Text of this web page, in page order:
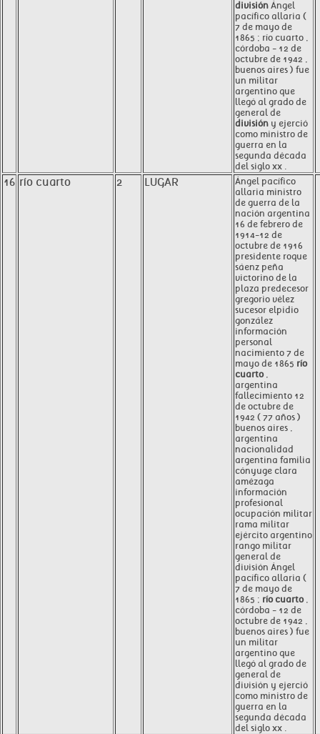
división Ángel
pacífico allaria (
7 de mayo de
1865 ; río cuarto ,
córdoba - 12 de
octubre de 1942 ,
buenos aires ) fue
un militar
argentino que
llegó al grado de
general de
división y ejerció
como ministro de
guerra en la
segunda década
del siglo xx .
16 río cuarto 2 LUGAR
Ángel pacífico
allaria ministro
de guerra de la
nación argentina
16 de febrero de
1914-12 de
octubre de 1916
presidente roque
sáenz peña
victorino de la
plaza predecesor
gregorio vélez
sucesor elpidio
gonzález
información
personal
nacimiento 7 de
mayo de 1865 río
cuarto,
argentina
fallecimiento 12
de octubre de
1942 ( 77 años )
buenos aires ,
argentina
nacionalidad
argentina familia
cónyuge clara
amézaga
información
profesional
ocupación militar
rama militar
ejército argentino
rango militar
general de
división Ángel
pacífico allaria (
7 de mayo de
1865 ; río cuarto,
córdoba - 12 de
octubre de 1942 ,
buenos aires ) fue
un militar
argentino que
llegó al grado de
general de
división y ejerció
como ministro de
guerra en la
segunda década
del siglo xx .